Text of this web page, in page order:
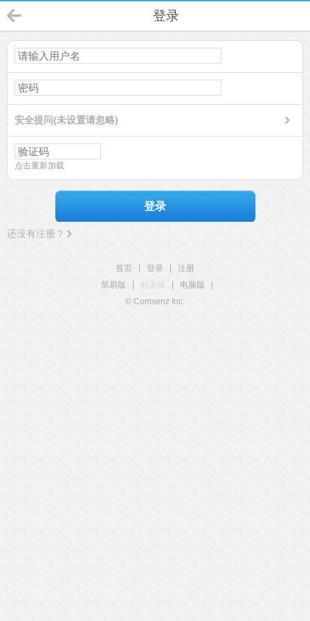
登录
安全提问(未设置请忽略)
点击重新加载
登录
还没有注册？
首页 登录
注册
简易版
触屏版 电脑版
© Comsenz Inc.